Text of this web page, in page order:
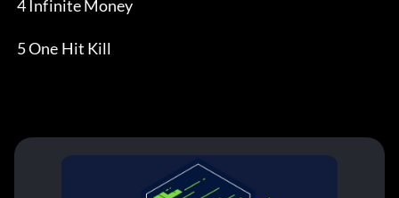
4 Infinite Money
5 One Hit Kill